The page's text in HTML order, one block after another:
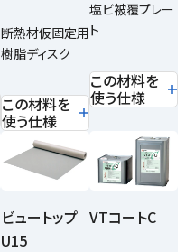
断熱材仮固定用
樹脂ディスク
この材料を
使う仕様
塩ビ被覆プレー
ト
この材料を
使う仕様
ビュートップ
U15
VTコートC